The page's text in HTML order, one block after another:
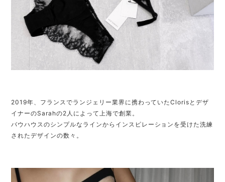
2019年、フランスでランジェリー業界に携わっていたClorisとデザ
イナーのSarahの2人によって上海で創業。
バウハウスのシンプルなラインからインスピレーションを受けた洗練
されたデザインの数々。